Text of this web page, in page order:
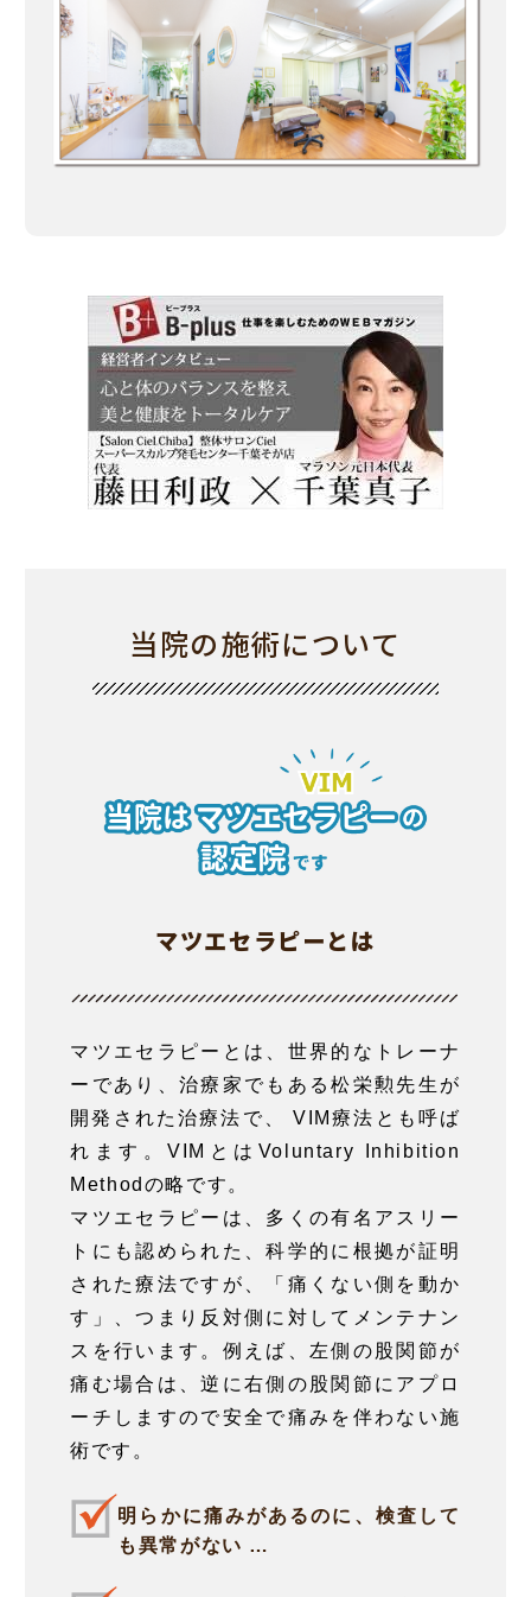
当院の施術について
マツエセラピーとは
マツエセラピーとは、世界的なトレーナ
ーであり、治療家でもある松栄勲先生が
開発された治療法で、 VIM療法とも呼ば
れます。VIMとはVoluntary Inhibition
Methodの略です。
マツエセラピーは、多くの有名アスリー
トにも認められた、科学的に根拠が証明
された療法ですが、「痛くない側を動か
す」、つまり反対側に対してメンテナン
スを行います。例えば、左側の股関節が
痛む場合は、逆に右側の股関節にアプロ
ーチしますので安全で痛みを伴わない施
術です。
明らかに痛みがあるのに、検査して
も異常がない …